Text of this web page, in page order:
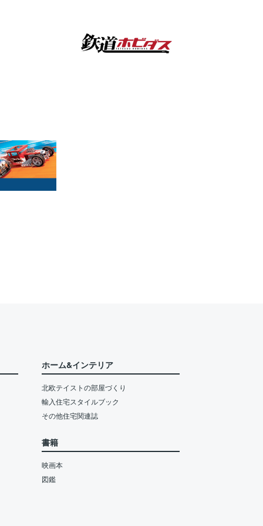
ホーム&インテリア
北欧テイストの部屋づくり
輸入住宅スタイルブック
その他住宅関連誌
書籍
映画本
図鑑